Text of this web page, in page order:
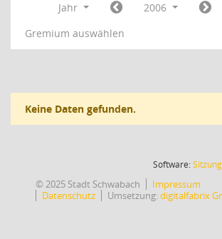
Jahr
2006
Gremium auswählen
Keine Daten gefunden.
Software:
© 2025 Stadt Schwabach
Impressum
Datenschutz
Umsetzung:digitalfabrix